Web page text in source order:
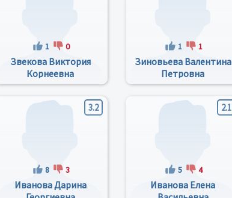
1 0
Звекова Виктория
Корнеевна
1 1
Зиновьева Валентина
Петровна
3.2
8 3
Иванова Дарина
2.1
5 4
Иванова Елена